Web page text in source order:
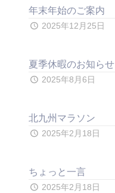
年末年始のご案内
2025年12月25日
夏季休暇のお知らせ
2025年8月6日
北九州マラソン
2025年2月18日
ちょっと一言
2025年2月18日